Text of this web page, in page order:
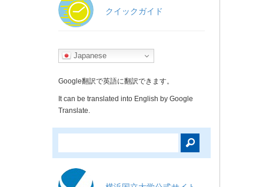
クイックガイド
Japanese
Google翻訳で英語に翻訳できます。
It can be translated into English by Google
Translate.